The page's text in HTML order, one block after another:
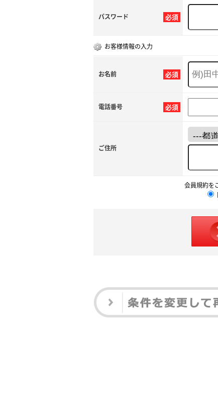
必須
パスワード
お客様情報の入力
必須
お名前
必須
電話番号
ご住所
会員規約を